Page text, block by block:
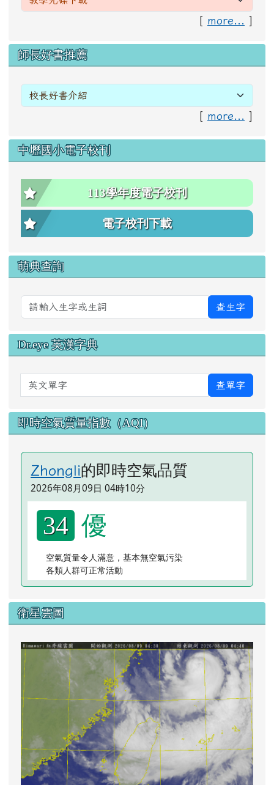
[ more... ]
右邊區域內容
師長好書推薦
[ more... ]
中壢國小電子校刊
113學年度電子校刊
電子校刊下載
萌典查詢
查生字
Dr.eye 英漢字典
英文單字 查單字
即時空氣質量指數（AQI）
Zhongli的即時空氣品質
2026年08月09日 04時10分
34 優
空氣質量令人滿意，基本無空氣污染
各類人群可正常活動
衛星雲圖
link